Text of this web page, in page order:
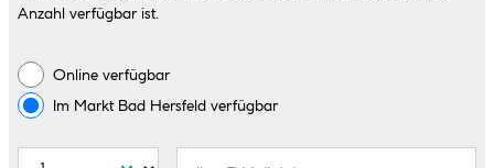
Anzahl verfügbar ist.
Online verfügbar
Im Markt Bad Hersfeld verfügbar